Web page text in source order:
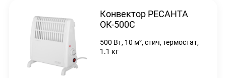
Конвектор РЕСАНТА
ОК-500С
500 Вт, 10 м², стич, термостат,
1.1 кг